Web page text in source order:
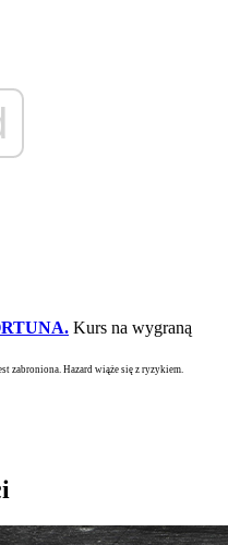
Kurs na wygraną
zabroniona. Hazard wiąże się z ryzykiem.